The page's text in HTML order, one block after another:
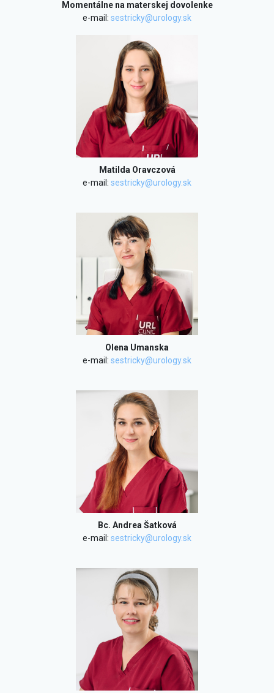
Momentálne na materskej dovolenke
e-mail: sestricky@urology.sk
Matilda Oravczová
e-mail: sestricky@urology.sk
Olena Umanska
e-mail: sestricky@urology.sk
Bc. Andrea Šatková
e-mail: sestricky@urology.sk